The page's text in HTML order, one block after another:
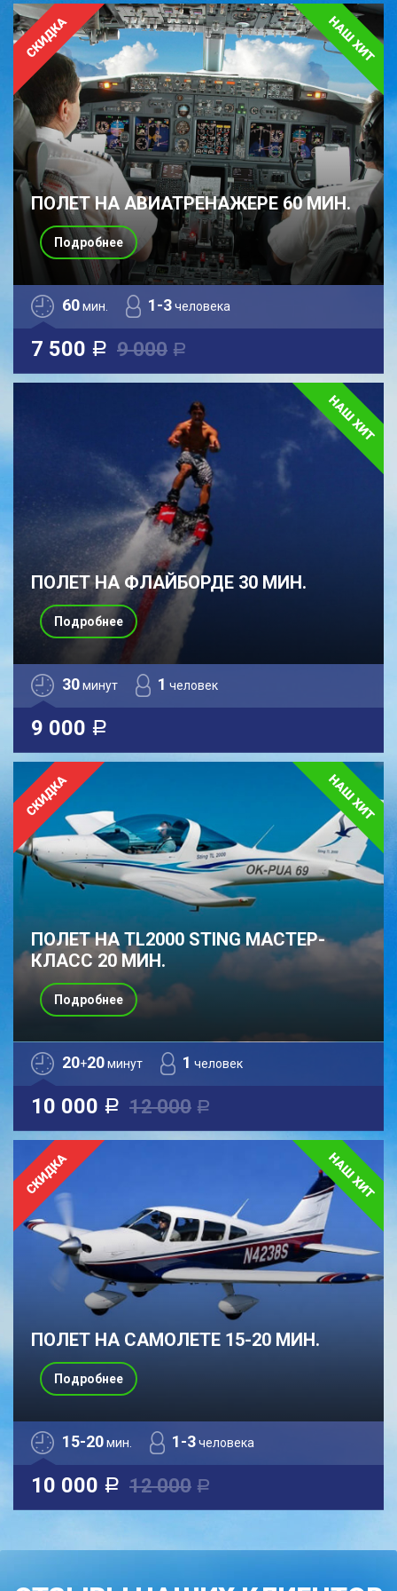
ПОЛЕТ НА АВИАТРЕНАЖЕРЕ 60 МИН.
60мин. 1-3человека
7 500 a 9 000 a
Подробнее
ПОЛЕТ НА ФЛАЙБОРДЕ 30 МИН.
30минут 1 человек
9 000 a
Подробнее
ПОЛЕТ НА TL2000 STING МАСТЕР-
КЛАСС 20 МИН.
20+20минут 1 человек
10 000 a 12 000 a
Подробнее
ПОЛЕТ НА САМОЛЕТЕ 15-20 МИН.
15-20мин. 1-3человека
10 000 a 12 000 a
Подробнее